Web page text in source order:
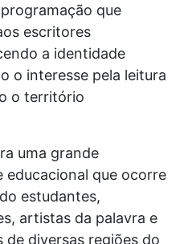
que
escritores
a identidade
o interesse pela leitura
o território
uma grande
educacional que ocorre
estudantes,
artistas da palavra e
diversas regiões do